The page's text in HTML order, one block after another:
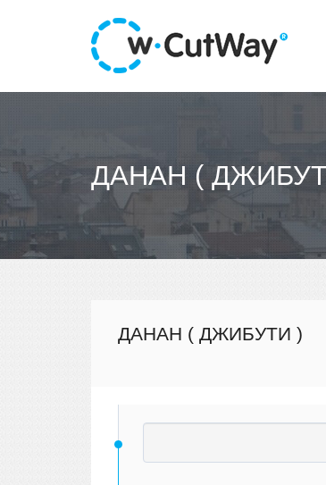
ДАНАН (
ДАНАН ( ДЖИБУТИ )